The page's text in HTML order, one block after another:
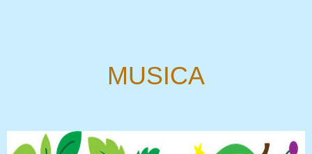
MUSICA